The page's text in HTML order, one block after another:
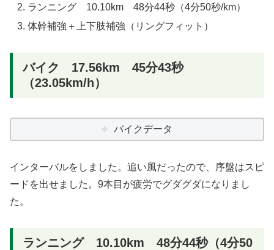
ランニング 10.10km 48分44秒（4分50秒/km）
体幹補強＋上下肢補強（リングフィット）
バイク 17.56km 45分43秒
（23.05km/h）
バイクデータ
インターバルをしました。追い風だったので、序盤はスピ
ードを出せました。9本目が疲労でグダグダになりまし
た。
ランニング 10.10km 48分44秒（4分50